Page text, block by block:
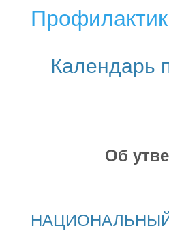
Календарь
Об